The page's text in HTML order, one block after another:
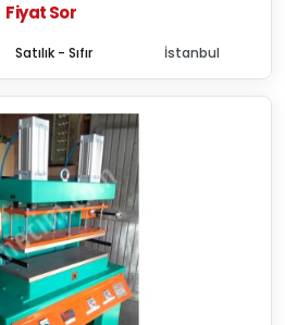
Fiyat Sor
Satılık - Sıfır İstanbul